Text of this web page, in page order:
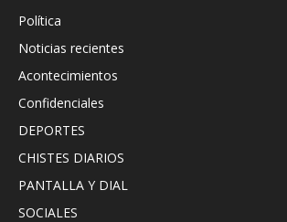
Política
Noticias recientes
Acontecimientos
Confidenciales
DEPORTES
CHISTES DIARIOS
PANTALLA Y DIAL
SOCIALES